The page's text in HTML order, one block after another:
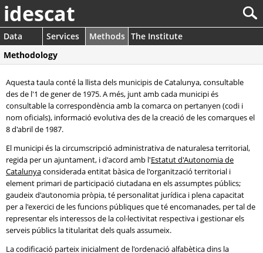
idescat
Data Services Methods The Institute
Methodology
Aquesta taula conté la llista dels municipis de Catalunya, consultable
des de l'1 de gener de 1975. A més, junt amb cada municipi és
consultable la correspondència amb la comarca on pertanyen (codi i
nom oficials), informació evolutiva des de la creació de les comarques el
8 d'abril de 1987.
El municipi és la circumscripció administrativa de naturalesa territorial,
regida per un ajuntament, i d'acord amb l'Estatut d'Autonomia de
Catalunyaconsiderada entitat bàsica de l'organització territorial i
element primari de participació ciutadana en els assumptes públics;
gaudeix d'autonomia pròpia, té personalitat jurídica i plena capacitat
per a l'exercici de les funcions públiques que té encomanades, per tal de
representar els interessos de la col·lectivitat respectiva i gestionar els
serveis públics la titularitat dels quals assumeix.
La codificació parteix inicialment de l'ordenació alfabètica dins la